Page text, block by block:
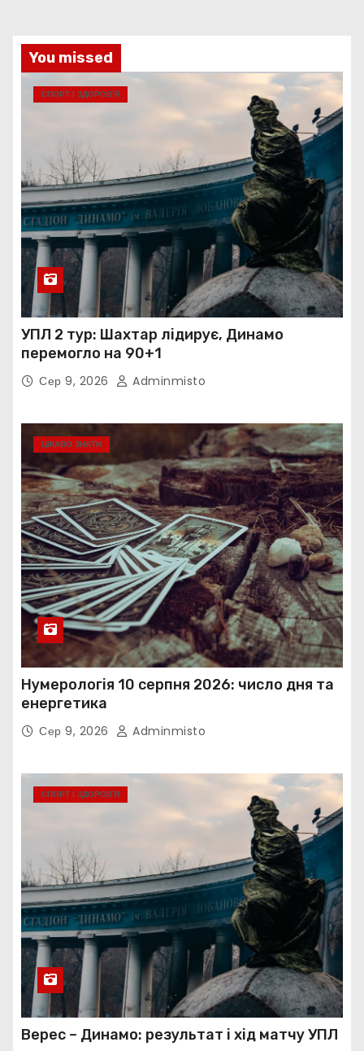
You missed
СПОРТ І ЗДОРОВ’Я
УПЛ 2 тур: Шахтар лідирує, Динамо
перемогло на 90+1
Сер 9, 2026 Adminmisto
ЦІКАВО ЗНАТИ
Нумерологія 10 серпня 2026: число дня та
енергетика
Сер 9, 2026 Adminmisto
СПОРТ І ЗДОРОВ’Я
Верес – Динамо: результат і хід матчу УПЛ